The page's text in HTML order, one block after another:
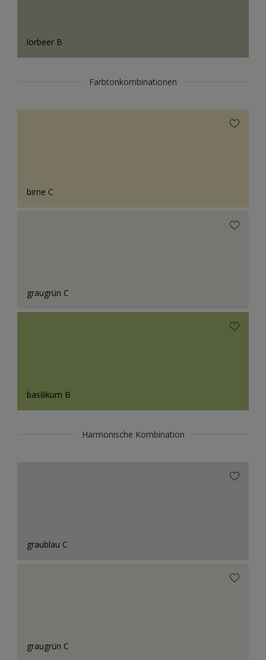
lorbeer B
Farbtonkombinationen
birne C
graugrün C
basilikum B
Harmonische Kombination
graublau C
graugrün C